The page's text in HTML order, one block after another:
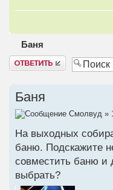
Баня
Ответить
Баня
Смолвуд »
На выходных
баню. Подскажите
совместить баню и
выбрать?